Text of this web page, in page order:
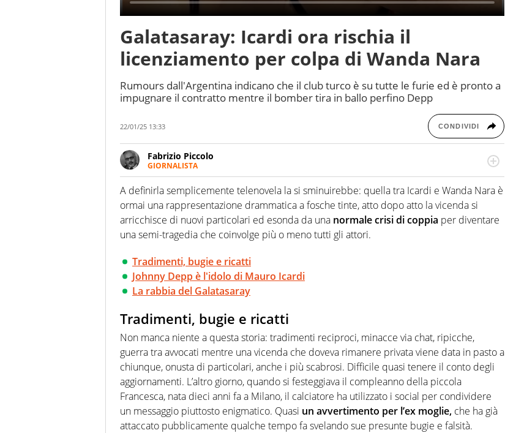
Galatasaray: Icardi ora rischia il
licenziamento per colpa di Wanda Nara
Rumours dall'Argentina indicano che il club turco è su tutte le furie ed è pronto a
impugnare il contratto mentre il bomber tira in ballo perfino Depp
22/01/25 13:33 CONDIVIDI
Fabrizio Piccolo
GIORNALISTA
Nella sua carriera ha seguito numerose manifestazioni sportive e collaborato con
agenzie e testate. Esperienza, competenza, conoscenza e memoria storica. Si occupa
prevalentemente di calcio
A definirla semplicemente telenovela la si sminuirebbe: quella tra Icardi e Wanda Nara è
ormai una rappresentazione drammatica a fosche tinte, atto dopo atto la vicenda si
arricchisce di nuovi particolari ed esonda da una normale crisi di coppia per diventare
una semi-tragedia che coinvolge più o meno tutti gli attori.
Tradimenti, bugie e ricatti
Johnny Depp è l'idolo di Mauro Icardi
La rabbia del Galatasaray
Tradimenti, bugie e ricatti
Non manca niente a questa storia: tradimenti reciproci, minacce via chat, ripicche,
guerra tra avvocati mentre una vicenda che doveva rimanere privata viene data in pasto a
chiunque, onusta di particolari, anche i più scabrosi. Difficile quasi tenere il conto degli
aggiornamenti. L’altro giorno, quando si festeggiava il compleanno della piccola
Francesca, nata dieci anni fa a Milano, il calciatore ha utilizzato i social per condividere
un messaggio piuttosto enigmatico. Quasi un avvertimento per l’ex moglie, che ha già
attaccato pubblicamente qualche tempo fa svelando sue presunte bugie e falsità.